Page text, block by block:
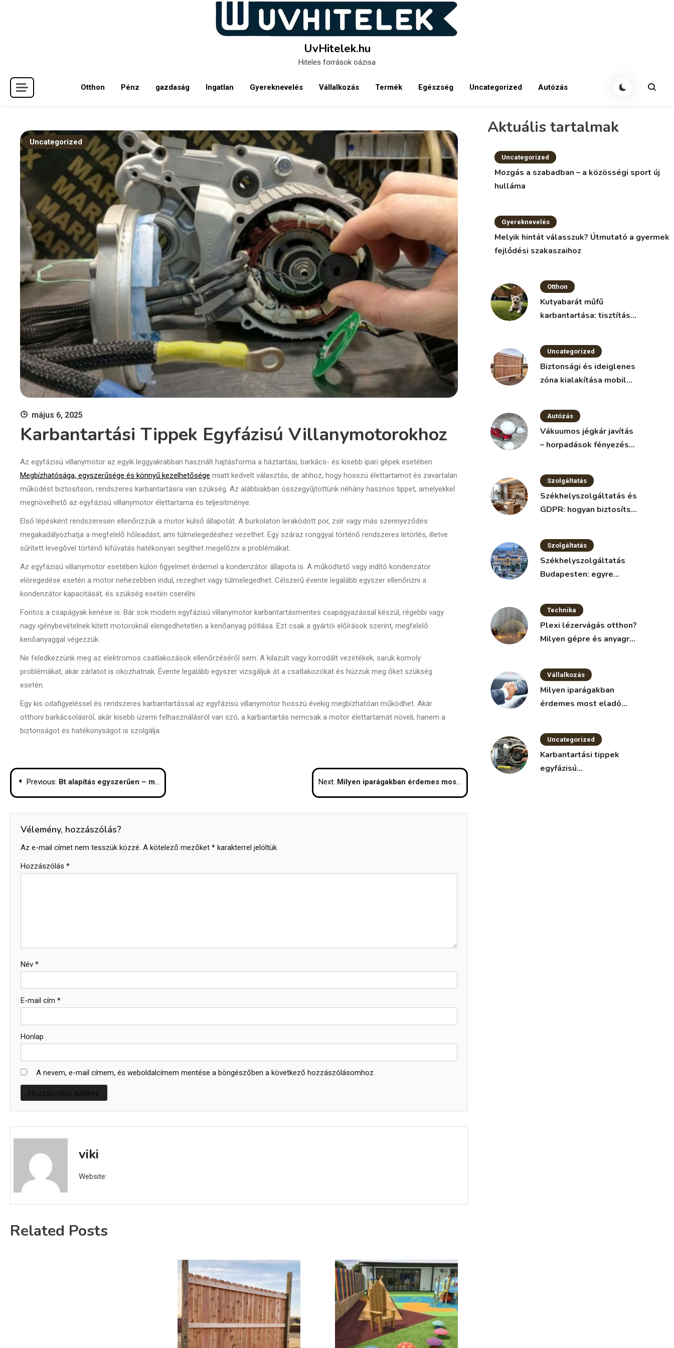
UvHitelek.hu
Hiteles források oázisa
Otthon Pénz gazdaság Ingatlan Gyereknevelés Vállalkozás Termék Egészség Uncategorized Autózás
Uncategorized
május 6, 2025
Karbantartási Tippek Egyfázisú Villanymotorokhoz
Az egyfázisú villanymotor az egyik leggyakrabban használt hajtásforma a háztartási, barkács- és kisebb ipari gépek esetében.
Megbízhatósága, egyszerűsége és könnyű kezelhetősége miatt kedvelt választás, de ahhoz, hogy hosszú élettartamot és zavartalan
működést biztosítson, rendszeres karbantartásra van szükség. Az alábbiakban összegyűjtöttünk néhány hasznos tippet, amelyekkel
megnövelhető az egyfázisú villanymotor élettartama és teljesítménye.
Első lépésként rendszeresen ellenőrizzük a motor külső állapotát. A burkolaton lerakódott por, zsír vagy más szennyeződés
megakadályozhatja a megfelelő hőleadást, ami túlmelegedéshez vezethet. Egy száraz ronggyal történő rendszeres letörlés, illetve
sűrített levegővel történő kifúvatás hatékonyan segíthet megelőzni a problémákat.
Az egyfázisú villanymotor esetében külön figyelmet érdemel a kondenzátor állapota is. A működtető vagy indító kondenzátor
elöregedése esetén a motor nehezebben indul, rezeghet vagy túlmelegedhet. Célszerű évente legalább egyszer ellenőrizni a
kondenzátor kapacitását, és szükség esetén cserélni.
Fontos a csapágyak kenése is. Bár sok modern egyfázisú villanymotor karbantartásmentes csapágyazással készül, régebbi vagy
nagy igénybevételnek kitett motoroknál elengedhetetlen a kenőanyag pótlása. Ezt csak a gyártói előírások szerint, megfelelő
kenőanyaggal végezzük.
Ne feledkezzünk meg az elektromos csatlakozások ellenőrzéséről sem. A kilazult vagy korrodált vezetékek, saruk komoly
problémákat, akár zárlatot is okozhatnak. Évente legalább egyszer vizsgáljuk át a csatlakozókat és húzzuk meg őket szükség
esetén.
Egy kis odafigyeléssel és rendszeres karbantartással az egyfázisú villanymotor hosszú évekig megbízhatóan működhet. Akár
otthoni barkácsolásról, akár kisebb üzemi felhasználásról van szó, a karbantartás nemcsak a motor élettartamát növeli, hanem a
biztonságot és hatékonyságot is szolgálja.
Bejegyzés
navigáció
Previous: Bt alapítás egyszerűen – mikor érdemes ezt a formát választani? Next: Milyen iparágakban érdemes most eladó vállalkozást keresni?
Vélemény, hozzászólás?
Az e-mail címet nem tesszük közzé. A kötelező mezőket * karakterrel jelöltük
Hozzászólás *
Név *
E-mail cím *
Honlap
A nevem, e-mail címem, és weboldalcímem mentése a böngészőben a következő hozzászólásomhoz.
viki
Website:
Related Posts
Aktuális tartalmak
Uncategorized
Mozgás a szabadban – a közösségi sport új
hulláma
Gyereknevelés
Melyik hintát válasszuk? Útmutató a gyermek
fejlődési szakaszaihoz
Otthon
Kutyabarát műfű
karbantartása: tisztítás
Uncategorized
Biztonsági és ideiglenes
zóna kialakítása mobil
Autózás
Vákuumos jégkár javítás
– horpadások fényezés
Szolgáltatás
Székhelyszolgáltatás és
GDPR: hogyan biztosítsd
Szolgáltatás
Székhelyszolgáltatás
Budapesten: egyre
vállalkozások körében
Technika
Plexi lézervágás otthon?
Milyen gépre és anyagra
Vállalkozás
Milyen iparágakban
érdemes most eladó
Uncategorized
Karbantartási tippek
egyfázisú